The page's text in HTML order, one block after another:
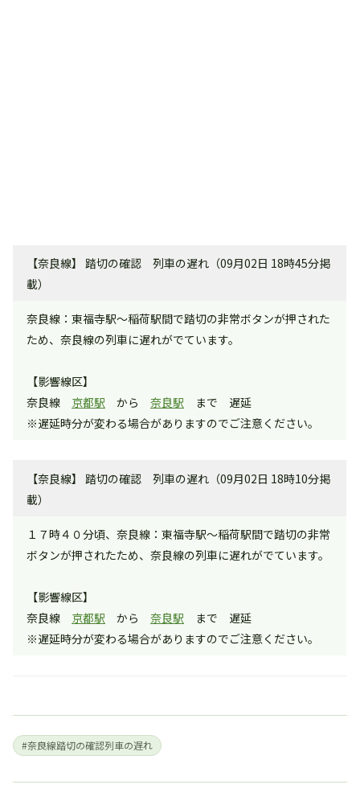
【奈良線】 踏切の確認 列車の遅れ（09月02日 18時45分掲
載）
奈良線：東福寺駅～稲荷駅間で踏切の非常ボタンが押された
ため、奈良線の列車に遅れがでています。
【影響線区】
奈良線 京都駅 から 奈良駅 まで 遅延
※遅延時分が変わる場合がありますのでご注意ください。
【奈良線】 踏切の確認 列車の遅れ（09月02日 18時10分掲
載）
１７時４０分頃、奈良線：東福寺駅～稲荷駅間で踏切の非常
ボタンが押されたため、奈良線の列車に遅れがでています。
【影響線区】
奈良線 京都駅 から 奈良駅 まで 遅延
※遅延時分が変わる場合がありますのでご注意ください。
#奈良線踏切の確認列車の遅れ